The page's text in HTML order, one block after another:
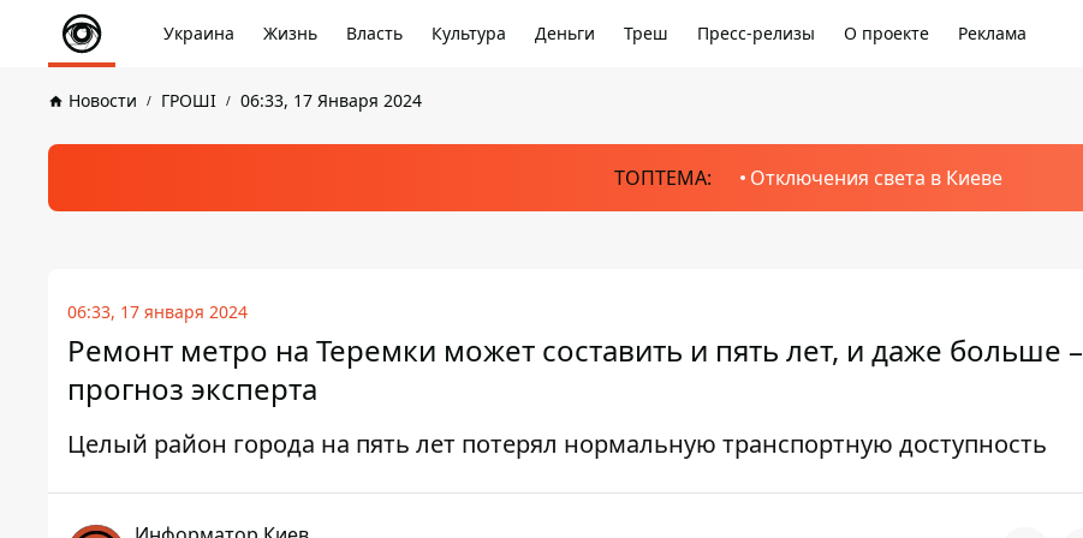
Украина Жизнь Власть Культура Деньги Треш Пресс-релизы О проекте Реклама
Новости ГРОШІ 06:33, 17 Января 2024
ТОПТЕМА: Отключения света в Киеве
06:33, 17 января 2024
Ремонт метро на Теремки может составить и пять лет, и даже больше –
прогноз эксперта
Целый район города на пять лет потерял нормальную транспортную доступность